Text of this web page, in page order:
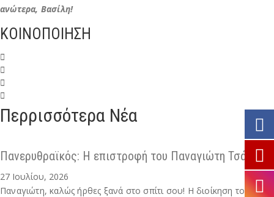
ανώτερα, Βασίλη!
ΚΟΙΝΟΠΟΙΗΣΗ
Περρισσότερα Νέα
Πανερυθραϊκός: Η επιστροφή του Παναγιώτη Τσάμη
27 Ιουλίου, 2026
Παναγιώτη, καλώς ήρθες ξανά στο σπίτι σου! Η διοίκηση του